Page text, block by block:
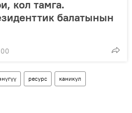
кол тамга.
балатынын
ресурс каникул